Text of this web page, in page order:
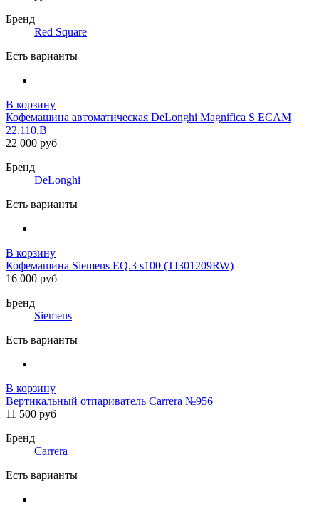
Бренд
Red Square
Есть варианты
В корзину
Кофемашина автоматическая DeLonghi Magnifica S ECAM
22.110.B
22 000 руб
Бренд
DeLonghi
Есть варианты
В корзину
Кофемашина Siemens EQ.3 s100 (TI301209RW)
16 000 руб
Бренд
Siemens
Есть варианты
В корзину
Вертикальный отпариватель Carrera №956
11 500 руб
Бренд
Carrera
Есть варианты